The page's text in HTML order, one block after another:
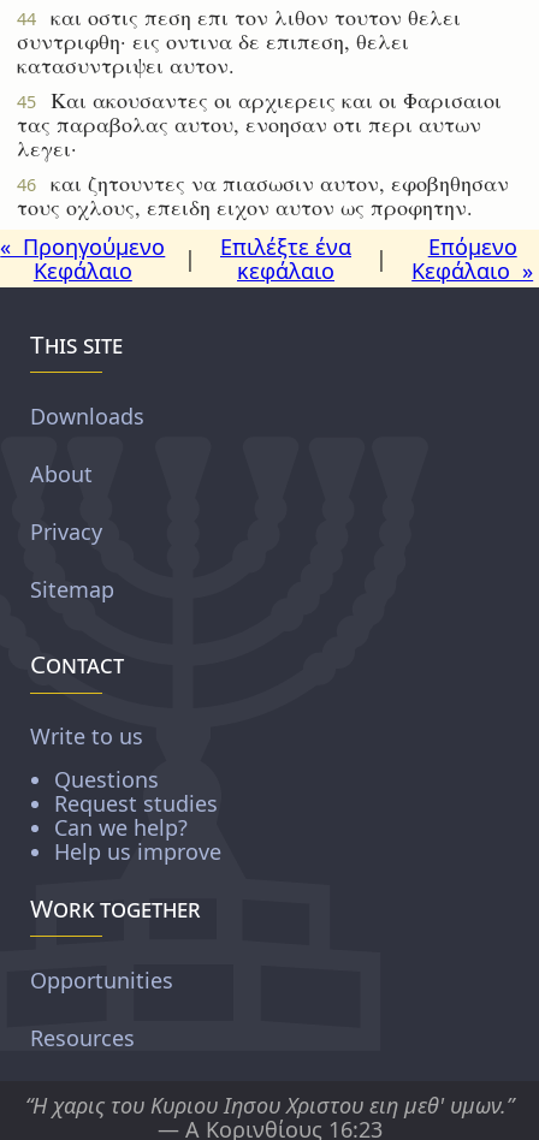
44
και οστις πεση επι τον λιθον τουτον θελει
συντριφθη· εις οντινα δε επιπεση, θελει
κατασυντριψει αυτον.
45
Και ακουσαντες οι αρχιερεις και οι Φαρισαιοι
τας παραβολας αυτου, ενοησαν οτι περι αυτων
λεγει·
46
και ζητουντες να πιασωσιν αυτον, εφοβηθησαν
τους οχλους, επειδη ειχον αυτον ως προφητην.
« Προηγούμενο
Κεφάλαιο
|
Επιλέξτε ένα
κεφάλαιο
|
Επόμενο
Κεφάλαιο »
This site
Downloads
About
Privacy
Sitemap
Contact
Write to us
Questions
Request studies
Can we help?
Help us improve
Work together
Opportunities
Resources
“Η χαρις του Κυριου Ιησου Χριστου ειη μεθ' υμων.”
— Α Κορινθίους 16:23